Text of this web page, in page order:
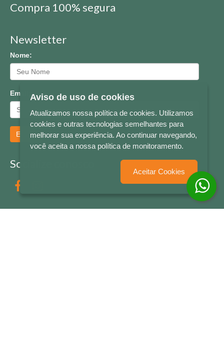
Compra 100% segura
Newsletter
Nome:
Email:
Enviar
Socialize conosco
Aviso de uso de cookies
Atualizamos nossa política de cookies. Utilizamos
cookies e outras tecnologias semelhantes para
melhorar sua experiência. Ao continuar navegando,
você aceita a nossa política de monitoramento.
Aceitar Cookies